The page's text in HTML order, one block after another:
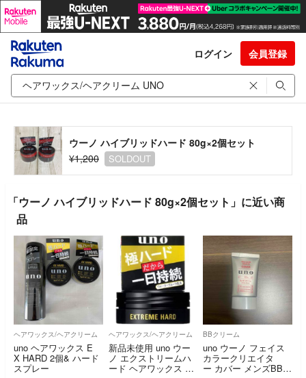
ログイン 会員登録
ウーノ ハイブリッドハード 80g×2個セット
¥1,200
SOLDOUT
「ウーノ ハイブリッドハード 80g×2個セット」に近い商
品
ヘアワックス/ヘアクリーム
uno ヘアワックス E
X HARD 2個& ハード
スプレー
ヘアワックス/ヘアクリーム
新品未使用 uno ウー
ノ エクストリームハ
ード ヘアワックス 15
BBクリーム
uno ウーノ フェイス
カラークリエイタ
ー カバー メンズBBク